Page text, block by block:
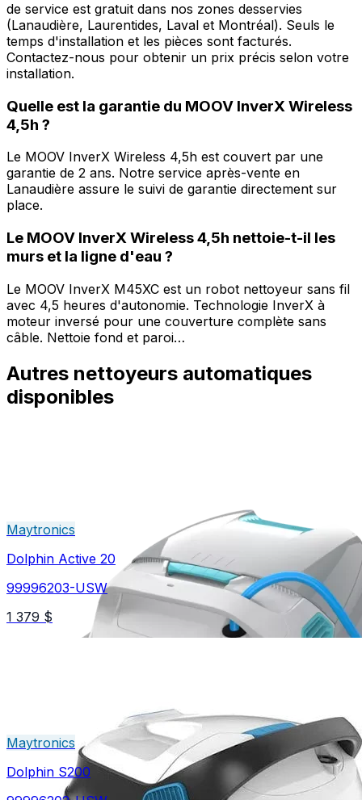
de service est gratuit dans nos zones desservies
(Lanaudière, Laurentides, Laval et Montréal). Seuls le
temps d'installation et les pièces sont facturés.
Contactez-nous pour obtenir un prix précis selon votre
installation.
Quelle est la garantie du MOOV InverX Wireless
4,5h ?
Le MOOV InverX Wireless 4,5h est couvert par une
garantie de 2 ans. Notre service après-vente en
Lanaudière assure le suivi de garantie directement sur
place.
Le MOOV InverX Wireless 4,5h nettoie-t-il les
murs et la ligne d'eau ?
Le MOOV InverX M45XC est un robot nettoyeur sans fil
avec 4,5 heures d'autonomie. Technologie InverX à
moteur inversé pour une couverture complète sans
câble. Nettoie fond et paroi…
Autres nettoyeurs automatiques
disponibles
Maytronics
Dolphin Active 20
99996203-USW
1 379 $
Maytronics
Dolphin S200